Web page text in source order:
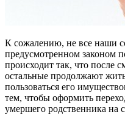
К сожалению, не все наши
предусмотренном законом
происходит так, что после
остальные продолжают
пользоваться его
тем, чтобы оформить
умершего родственника на